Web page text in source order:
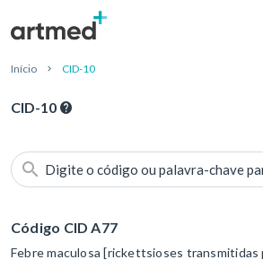
Início CID-10
CID-10
Digite o código ou palavra-chave
Código CID A77
Febre maculosa [rickettsioses transmitidas